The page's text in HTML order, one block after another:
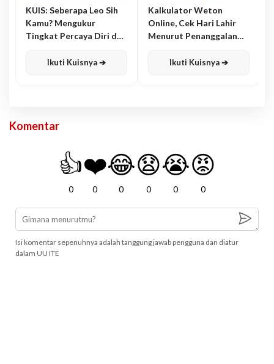
KUIS: Seberapa Leo Sih
Kamu? Mengukur
Tingkat Percaya Diri dan
Ikuti Kuisnya ➔
Kalkulator Weton
Online, Cek Hari Lahir
Menurut Penanggalan
Ikuti Kuisnya ➔
Komentar
👍
0
❤️
0
😂
0
😧
0
😭
0
😡
0
Isi komentar sepenuhnya adalah tanggung jawab pengguna dan diatur
dalam UU ITE